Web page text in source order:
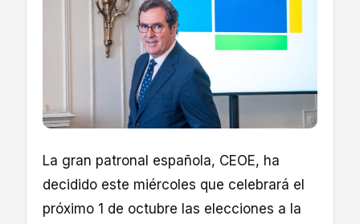
La gran patronal española, CEOE, ha
decidido este miércoles que celebrará el
próximo 1 de octubre las elecciones a la